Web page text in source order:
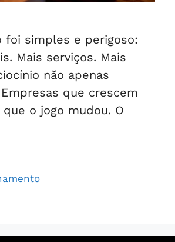
foi simples e perigoso:
Mais serviços. Mais
não apenas
que crescem
o jogo mudou. O